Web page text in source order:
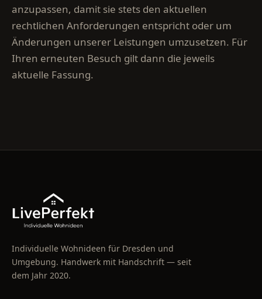
anzupassen, damit sie stets den aktuellen
rechtlichen Anforderungen entspricht oder um
Änderungen unserer Leistungen umzusetzen. Für
Ihren erneuten Besuch gilt dann die jeweils
aktuelle Fassung.
Individuelle Wohnideen für Dresden und
Umgebung. Handwerk mit Handschrift — seit
dem Jahr 2020.